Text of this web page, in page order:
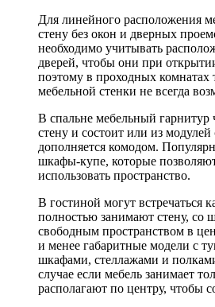
Для линейного расположения
стену без окон и дверных
необходимо учитывать
дверей, чтобы они при
поэтому в проходных комнатах
мебельной стенки не всегда
В спальне мебельный гарнитур
стену и состоит или из
дополняется комодом.
шкафы-купе, которые
использовать пространство.
В гостиной могут встречаться
полностью занимают стену, со
свободным пространством в
и менее габаритные модели с
шкафами, стеллажами и
случае если мебель занимает
располагают по центру, чтобы